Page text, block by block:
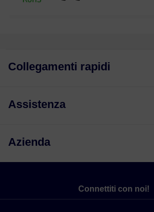
Collegamenti rapidi
Assistenza
Azienda
Connettiti con noi!